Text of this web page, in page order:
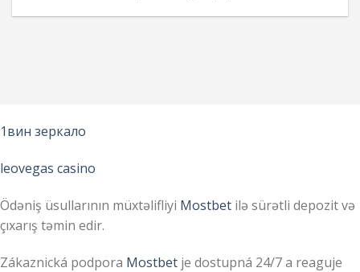
1вин зеркало
leovegas casino
Ödəniş üsullarının müxtəlifliyi Mostbet ilə sürətli depozit və
çıxarış təmin edir.
Zákaznická podpora Mostbet je dostupná 24/7 a reaguje